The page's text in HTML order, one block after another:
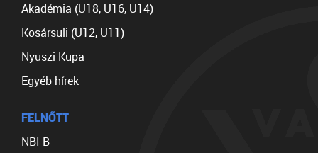
Akadémia (U18, U16, U14)
Kosársuli (U12, U11)
Nyuszi Kupa
Egyéb hírek
FELNŐTT
NBI B